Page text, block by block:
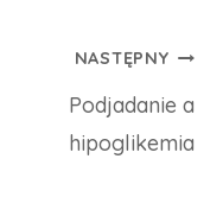
NASTĘPNY
Podjadanie a
hipoglikemia